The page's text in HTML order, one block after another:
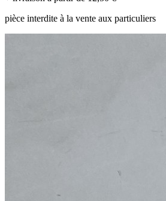
pièce interdite à la vente aux particuliers